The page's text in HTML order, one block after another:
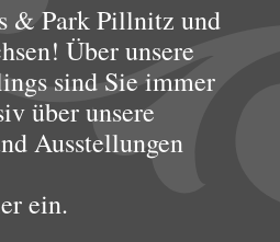
& Park Pillnitz und
Über unsere
sind Sie immer
über unsere
Ausstellungen
ein.